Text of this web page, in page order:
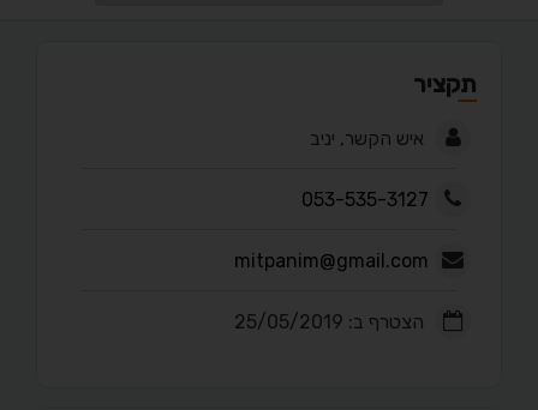
תקציר
איש הקשר, יניב
053-535-3127
mitpanim@gmail.com
הצטרף ב: 25/05/2019